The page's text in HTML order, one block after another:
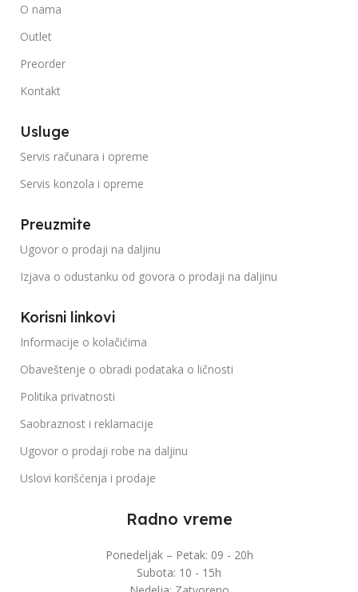
O nama
Outlet
Preorder
Kontakt
Usluge
Servis računara i opreme
Servis konzola i opreme
Preuzmite
Ugovor o prodaji na daljinu
Izjava o odustanku od govora o prodaji na daljinu
Korisni linkovi
Informacije o kolačićima
Obaveštenje o obradi podataka o ličnosti
Politika privatnosti
Saobraznost i reklamacije
Ugovor o prodaji robe na daljinu
Uslovi korišćenja i prodaje
Radno vreme
Ponedeljak – Petak: 09 - 20h
Subota: 10 - 15h